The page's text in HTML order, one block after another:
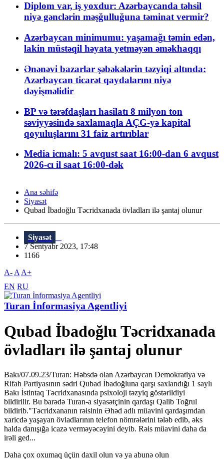
Diplom var, iş yoxdur: Azərbaycanda təhsil
niyə gənclərin məşğulluğuna təminat vermir?
Azərbaycan minimumu: yaşamağı təmin edən,
lakin müstəqil həyata yetməyən əməkhaqqı
Ənənəvi bazarlar şəbəkələrin təzyiqi altında:
Azərbaycan ticarət qaydalarını niyə
dəyişməlidir
BP və tərəfdaşları hasilatı 8 milyon ton
səviyyəsində saxlamaqla AÇG-yə kapital
qoyuluşlarını 31 faiz artırıblar
Media icmalı: 5 avqust saat 16:00-dan 6 avqust
2026-cı il saat 16:00-dək
Ana səhifə
Siyasət
Qubad İbadoğlu Təcridxanada övladları ilə şantaj olunur
Siyasət
7 Sentyabr 2023, 17:48
1166
A- A A+
EN RU
Turan İnformasiya Agentliyi
Qubad İbadoğlu Təcridxanada
övladları ilə şantaj olunur
Bakı/07.09.23/Turan: Həbsdə olan Azərbaycan Demokratiya və
Rifah Partiyasının sədri Qubad İbadoğluna qarşı saxlandığı 1 saylı
Bakı İstintaq Təcridxanasında psixoloji təzyiq göstərildiyi
bildirilir. Bu barədə Turan-a siyasətçinin qardaşı Qalib Toğrul
bildirib."Təcridxananın rəisinin Əhəd adlı müavini qardaşımdan
xaricdə yaşayan övladlarının telefon nömrələrini tələb edib, əks
halda danışığa icazə verməyəcəyini deyib. Rəis müavini daha da
irəli ged...
Daha çox oxumaq üçün daxil olun və ya abunə olun